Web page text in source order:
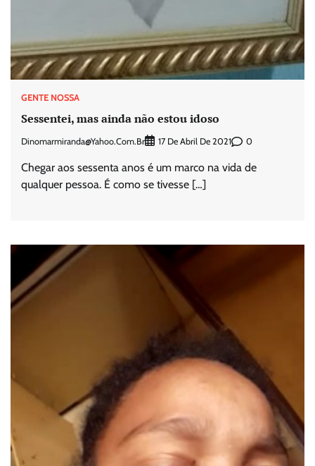
GENTE NOSSA
Sessentei, mas ainda não estou idoso
Dinomarmiranda@yahoo.com.br 17 De Abril De 2021 0
Chegar aos sessenta anos é um marco na vida de
qualquer pessoa. É como se tivesse […]